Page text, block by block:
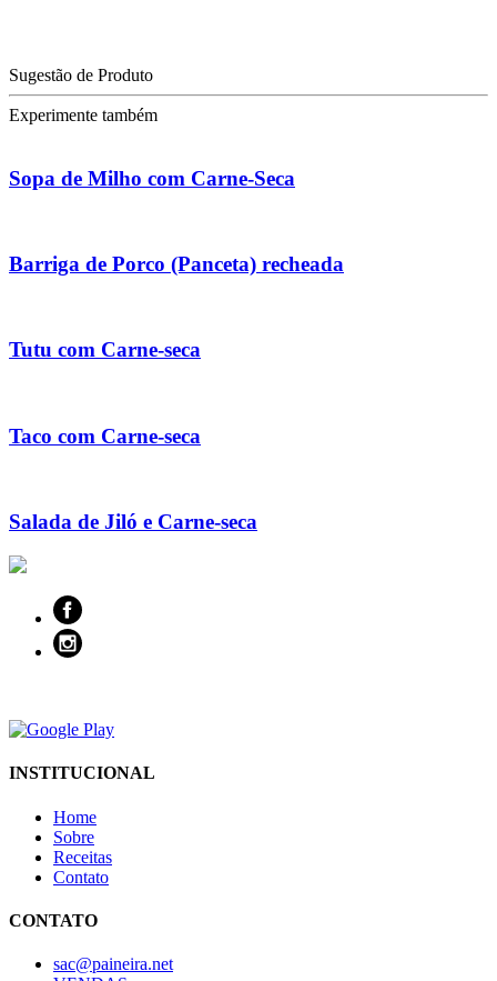
Sugestão de Produto
Experimente também
Sopa de Milho com Carne-Seca
Barriga de Porco (Panceta) recheada
Tutu com Carne-seca
Taco com Carne-seca
Salada de Jiló e Carne-seca
INSTITUCIONAL
Home
Sobre
Receitas
Contato
CONTATO
sac@paineira.net